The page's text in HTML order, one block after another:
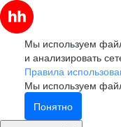
Мы используем
и анализировать
Правила
Мы используем
Понятно